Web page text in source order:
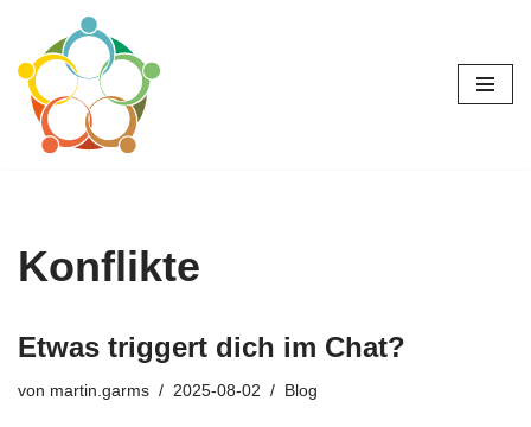
Zum
Inhalt
springen
Konflikte
Etwas triggert dich im Chat?
von martin.garms 2025-08-02 Blog